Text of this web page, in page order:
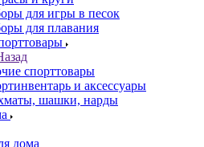
для игры в песок
для плавания
спорттовары
и аксессуары
шашки, нарды
дома